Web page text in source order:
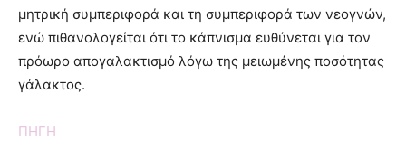
μητρική συμπεριφορά και τη συμπεριφορά των νεογνών,
ενώ πιθανολογείται ότι το κάπνισμα ευθύνεται για τον
πρόωρο απογαλακτισμό λόγω της μειωμένης ποσότητας
γάλακτος.
ΠΗΓΗ